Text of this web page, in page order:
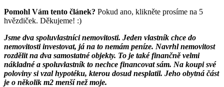
Pomohl Vám tento článek? Pokud ano, klikněte prosíme na 5
hvězdiček. Děkujeme! :)
Jsme dva spoluvlastníci nemovitosti. Jeden vlastník chce do
nemovitosti investovat, já na to nemám peníze. Navrhl nemovitost
rozdělit na dva samostatné objekty. To je také finančně velmi
nákladné a spoluvlastník to nechce financovat sám. Na koupi své
poloviny si vzal hypotéku, kterou dosud nesplatil. Jeho obytná část
je o několik m2 menší než moje.